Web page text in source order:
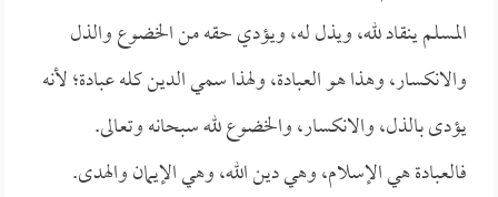
المسلم ينقاد لله، ويذل له، ويؤدي حقه من الخضوع والذل
والانكسار، وهذا هو العبادة، ولهذا سمي الدين كله عبادة؛ لأنه
يؤدى بالذل، والانكسار، والخضوع لله سبحانه وتعالى.
فالعبادة هي الإسلام، وهي دين الله، وهي الإيمان والهدى.